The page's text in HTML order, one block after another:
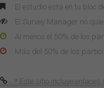
El estudio está en tu bloc
El Survey Manager no
Al menos el 50% de los
Más del 50% de los
* Este sitio incluye